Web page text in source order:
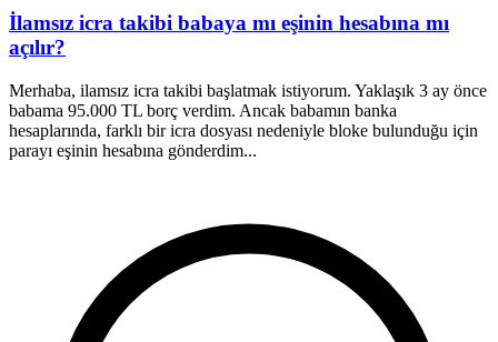
İlamsız icra takibi babaya mı eşinin hesabına mı
açılır?
Merhaba, ilamsız icra takibi başlatmak istiyorum. Yaklaşık 3 ay önce
babama 95.000 TL borç verdim. Ancak babamın banka
hesaplarında, farklı bir icra dosyası nedeniyle bloke bulunduğu için
parayı eşinin hesabına gönderdim...